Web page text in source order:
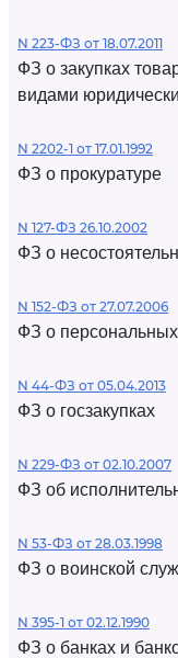
N 223-ФЗ от 18.07.2011
ФЗ о закупках
видами
N 2202-1 от 17.01.1992
ФЗ о прокуратуре
N 127-ФЗ 26.10.2002
ФЗ о
N 152-ФЗ от 27.07.2006
ФЗ о
N 44-ФЗ от 05.04.2013
ФЗ о госзакупках
N 229-ФЗ от 02.10.2007
ФЗ об
N 53-ФЗ от 28.03.1998
ФЗ о воинской
N 395-1 от 02.12.1990
ФЗ о банках и